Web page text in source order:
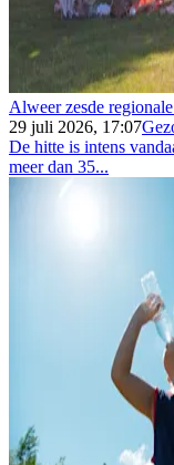
Alweer zesde
29 juli 2026, 17:07
De hitte is intens
meer dan 35...